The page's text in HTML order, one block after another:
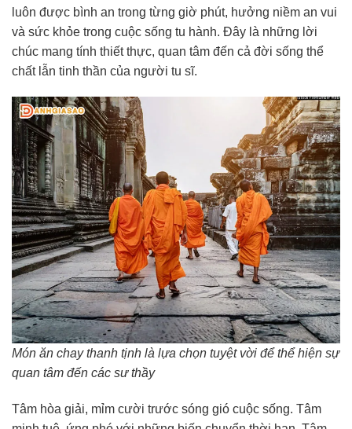
luôn được bình an trong từng giờ phút, hưởng niềm an vui
và sức khỏe trong cuộc sống tu hành. Đây là những lời
chúc mang tính thiết thực, quan tâm đến cả đời sống thể
chất lẫn tinh thần của người tu sĩ.
Món ăn chay thanh tịnh là lựa chọn tuyệt vời để thể hiện sự
quan tâm đến các sư thầy
Tâm hòa giải, mỉm cười trước sóng gió cuộc sống. Tâm